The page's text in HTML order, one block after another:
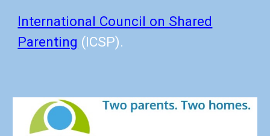
International Council on Shared
Parenting (ICSP).